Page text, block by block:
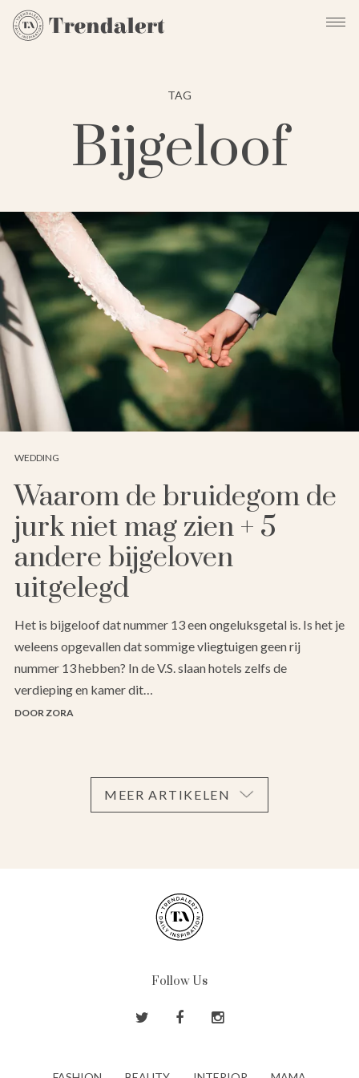
TAG
Bijgeloof
WEDDING
Waarom de bruidegom de
jurk niet mag zien + 5
andere bijgeloven
uitgelegd
Het is bijgeloof dat nummer 13 een ongeluksgetal is. Is het je
weleens opgevallen dat sommige vliegtuigen geen rij
nummer 13 hebben? In de V.S. slaan hotels zelfs de
verdieping en kamer dit…
DOOR ZORA
MEER ARTIKELEN
Follow Us